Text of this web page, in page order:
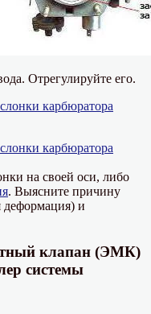
Отрегулируйте его.
карбюратора
карбюратора
на своей оси, либо
. Выясните причину
деформация) и
клапан (ЭМК)
системы